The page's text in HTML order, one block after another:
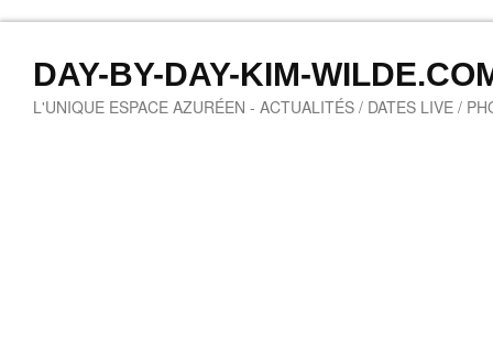
DAY-BY-DAY-KIM-
L'UNIQUE ESPACE AZURÉEN - ACTUALITÉS / DATES LIVE /